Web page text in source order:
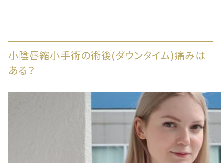
小陰唇縮小手術の術後(ダウンタイム)痛みは
ある？